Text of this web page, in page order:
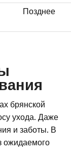
Позднее
брянской
ухода. Даже
и заботы. В
ожидаемого